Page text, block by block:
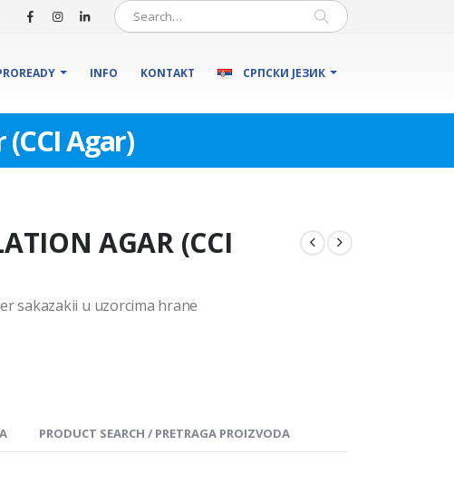
INFO KONTAKT СРПСКИ ЈЕЗИК
Agar)
AGAR (CCI
sakazakii u uzorcima hrane
PRODUCT SEARCH / PRETRAGA PROIZVODA